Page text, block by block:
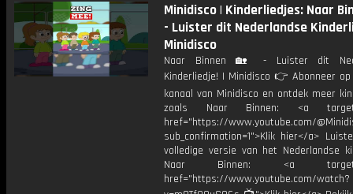
Minidisco | Kinderliedjes: Naar
- Luister dit Nederlandse
Minidisco
Naar Binnen 🏡 - Luister dit
Kinderliedje! | Minidisco 👉 Abonneer
kanaal van Minidisco en ontdek meer
zoals Naar Binnen: <a
href="https://www.youtube.com/
sub_confirmation=1">Klik hier</a>
volledige versie van het Nederlandse
Naar Binnen: <a
href="https://www.youtube.com/watch?